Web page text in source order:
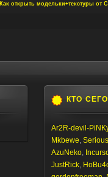
Как открыть модельки+текстуры от
КТО
Ar2R-devil-
Mkbewe,
AzuNeko,
JustRick,